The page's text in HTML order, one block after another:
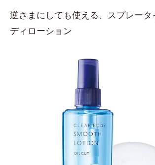
逆さまにしても使える、スプレータ
ディローション